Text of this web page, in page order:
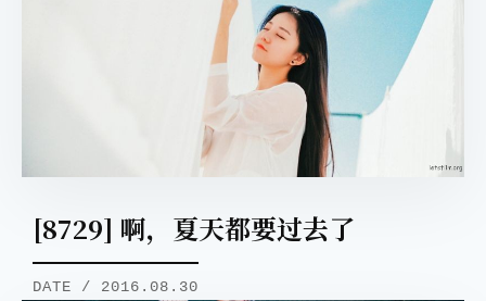
[8729] 啊，夏天都要过去了
DATE / 2016.08.30